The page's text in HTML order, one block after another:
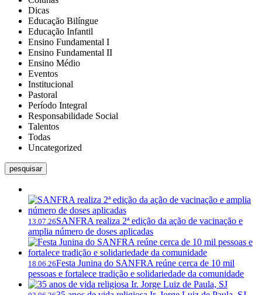
Dicas
Educação Bilíngue
Educação Infantil
Ensino Fundamental I
Ensino Fundamental II
Ensino Médio
Eventos
Institucional
Pastoral
Período Integral
Responsabilidade Social
Talentos
Todas
Uncategorized
pesquisar
13.07.26SANFRA realiza 2ª edição da ação de vacinação e
amplia número de doses aplicadas
18.06.26Festa Junina do SANFRA reúne cerca de 10 mil
pessoas e fortalece tradição e solidariedade da comunidade